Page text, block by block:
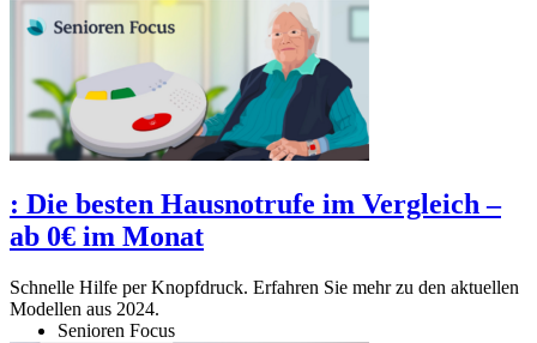
: Die besten Hausnotrufe im Vergleich –
ab 0€ im Monat
Schnelle Hilfe per Knopfdruck. Erfahren Sie mehr zu den aktuellen
Modellen aus 2024.
Senioren Focus